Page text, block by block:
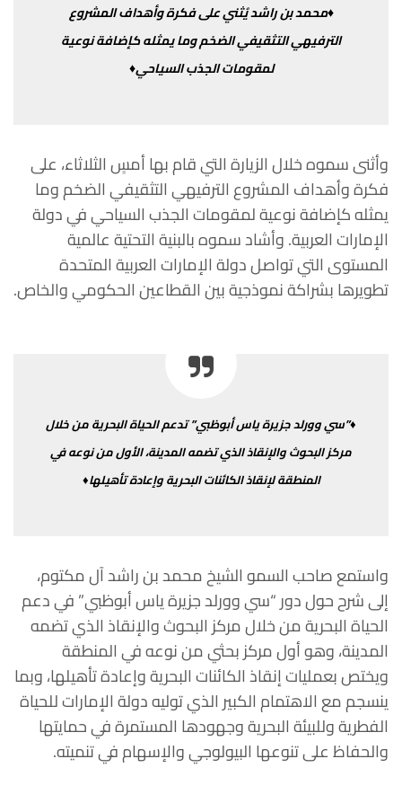
♦محمدبنراشديُثنيعلىفكرةوأهدافالمشروع
الترفيهيالتثقيفيالضخمومايمثلهكإضافةنوعية
لمقوماتالجذبالسياحي♦
وأثنىسموهخلالالزيارةالتيقامبهاأمسٍالثلاثاء، على
فكرةوأهداف المشروعالترفيهيالتثقيفيالضخموما
يمثلهكإضافةنوعيةلمقوماتالجذب السياحيفيدولة
الإماراتالعربية.وأشادسموهبالبنيةالتحتيةعالمية
المستوىالتيتواصلدولةالإماراتالعربيةالمتحدة
تطويرهابشراكةنموذجيةبينالقطاعينالحكوميوالخاص.
♦”سيوورلدجزيرةياسأبوظبي”تدعمالحياةالبحريةمنخلال
مركزالبحوثوالإنقاذالذيتضمهالمدينة،الأولمننوعهفي
المنطقةلإنقاذالكائناتالبحرية وإعادةتأهيلها♦
واستمعصاحبالسموالشيخمحمدبنراشدآلمكتوم،
إلىشرححولدور“سيوورلدجزيرةياسأبوظبي”فيدعم
الحياةالبحريةمنخلالمركز البحوثوالإنقاذالذيتضمه
المدينة،وهوأولمركزبحثيمننوعهفيالمنطقة
ويختصبعملياتإنقاذالكائناتالبحريةوإعادةتأهيلها،وبما
ينسجممعالاهتمامالكبيرالذيتوليهدولةالإماراتللحياة
الفطريةوللبيئةالبحريةوجهودها المستمرةفيحمايتها
والحفاظعلىتنوعها البيولوجيوالإسهامفيتنميته.